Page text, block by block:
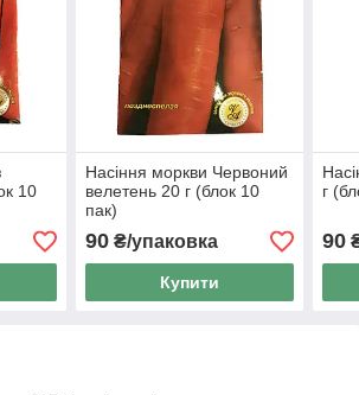
10
Насіння моркви Червоний
велетень 20 г (блок 10
пак)
90₴/упаковка
Купити
г
90